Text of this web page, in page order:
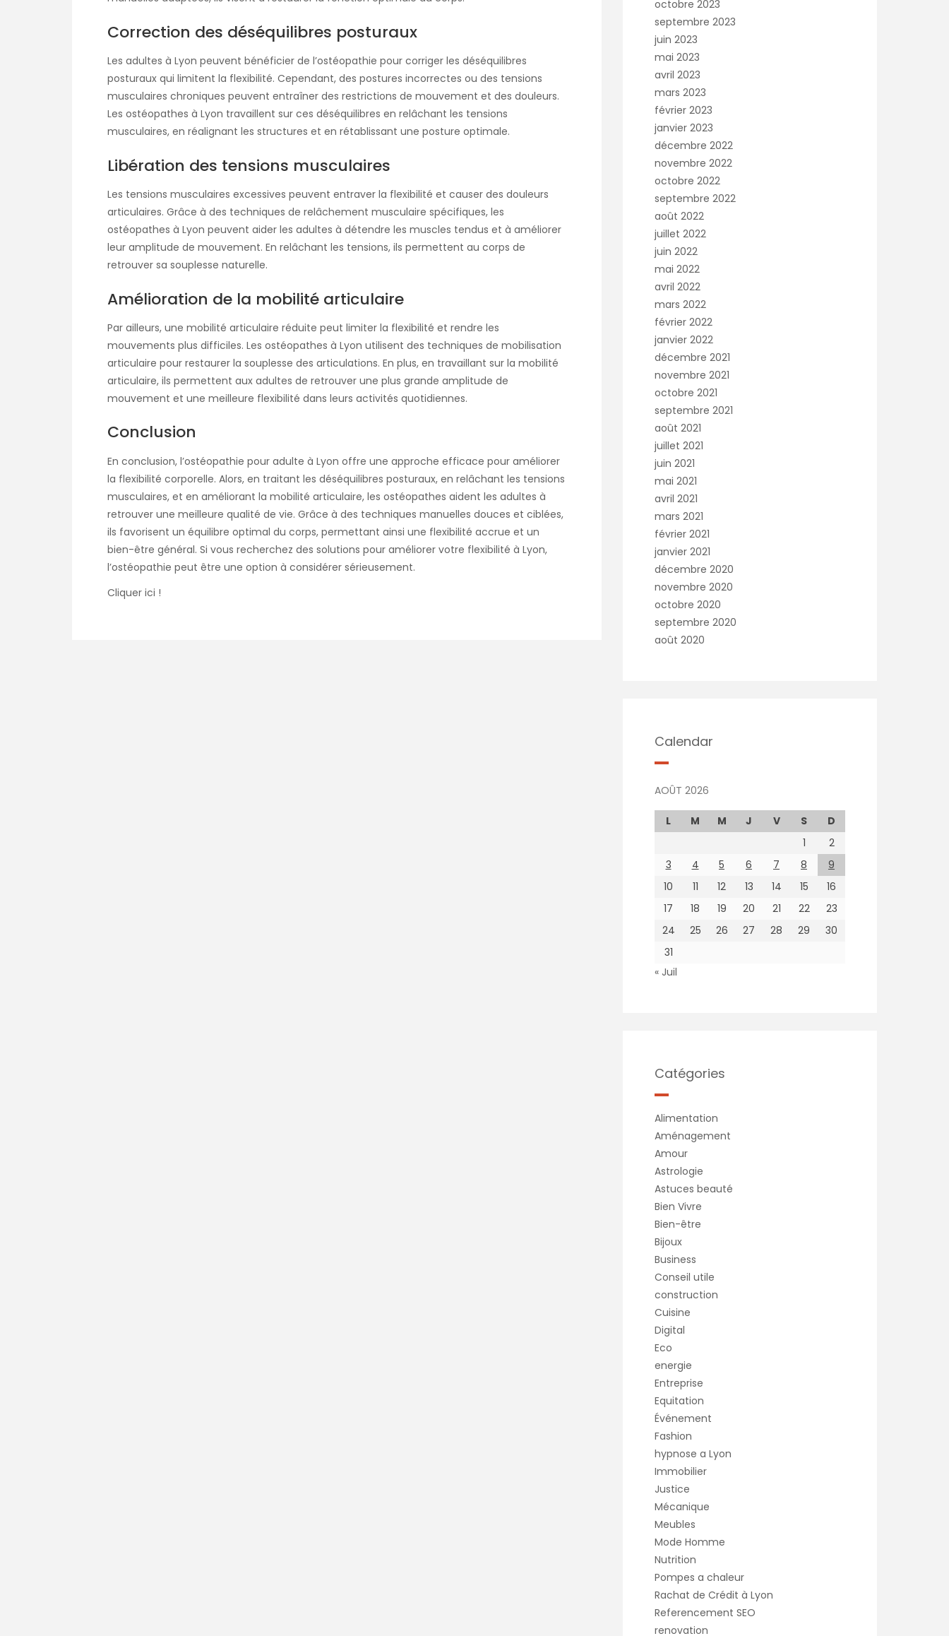
Correction des déséquilibres posturaux
Les adultes à Lyon peuvent bénéficier de l’ostéopathie pour corriger les déséquilibres
posturaux qui limitent la flexibilité. Cependant, des postures incorrectes ou des tensions
musculaires chroniques peuvent entraîner des restrictions de mouvement et des douleurs.
Les ostéopathes à Lyon travaillent sur ces déséquilibres en relâchant les tensions
musculaires, en réalignant les structures et en rétablissant une posture optimale.
Libération des tensions musculaires
Les tensions musculaires excessives peuvent entraver la flexibilité et causer des douleurs
articulaires. Grâce à des techniques de relâchement musculaire spécifiques, les
ostéopathes à Lyon peuvent aider les adultes à détendre les muscles tendus et à améliorer
leur amplitude de mouvement. En relâchant les tensions, ils permettent au corps de
retrouver sa souplesse naturelle.
Amélioration de la mobilité articulaire
Par ailleurs, une mobilité articulaire réduite peut limiter la flexibilité et rendre les
mouvements plus difficiles. Les ostéopathes à Lyon utilisent des techniques de mobilisation
articulaire pour restaurer la souplesse des articulations. En plus, en travaillant sur la mobilité
articulaire, ils permettent aux adultes de retrouver une plus grande amplitude de
mouvement et une meilleure flexibilité dans leurs activités quotidiennes.
Conclusion
En conclusion, l’ostéopathie pour adulte à Lyon offre une approche efficace pour améliorer
la flexibilité corporelle. Alors, en traitant les déséquilibres posturaux, en relâchant les tensions
musculaires, et en améliorant la mobilité articulaire, les ostéopathes aident les adultes à
retrouver une meilleure qualité de vie. Grâce à des techniques manuelles douces et ciblées,
ils favorisent un équilibre optimal du corps, permettant ainsi une flexibilité accrue et un
bien-être général. Si vous recherchez des solutions pour améliorer votre flexibilité à Lyon,
l’ostéopathie peut être une option à considérer sérieusement.
Cliquer ici !
octobre 2023
septembre 2023
juin 2023
mai 2023
avril 2023
mars 2023
février 2023
janvier 2023
décembre 2022
novembre 2022
octobre 2022
septembre 2022
août 2022
juillet 2022
juin 2022
mai 2022
avril 2022
mars 2022
février 2022
janvier 2022
décembre 2021
novembre 2021
octobre 2021
septembre 2021
août 2021
juillet 2021
juin 2021
mai 2021
avril 2021
mars 2021
février 2021
janvier 2021
décembre 2020
novembre 2020
octobre 2020
septembre 2020
août 2020
Calendar
AOÛT 2026
L M M J V S
D
1
2
3
4 5 6 7 8
9
10
11 12 13 14 15
16
17
18 19 20 21 22
23
24
25 26 27 28 29
30
31
« Juil
Catégories
Alimentation
Aménagement
Amour
Astrologie
Astuces beauté
Bien Vivre
Bien-être
Bijoux
Business
Conseil utile
construction
Cuisine
Digital
Eco
energie
Entreprise
Equitation
Événement
Fashion
hypnose a Lyon
Immobilier
Justice
Mécanique
Meubles
Mode Homme
Nutrition
Pompes a chaleur
Rachat de Crédit à Lyon
Referencement SEO
renovation